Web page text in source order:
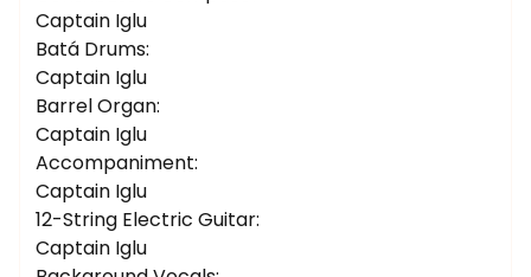
Captain Iglu
Batá Drums:
Captain Iglu
Barrel Organ:
Captain Iglu
Accompaniment:
Captain Iglu
12-String Electric Guitar:
Captain Iglu